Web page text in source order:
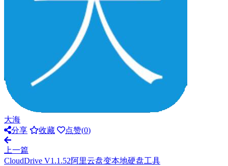
大海
分享
收藏 点赞(0)
上一篇
CloudDrive V1.1.52阿里云盘变本地硬盘工具